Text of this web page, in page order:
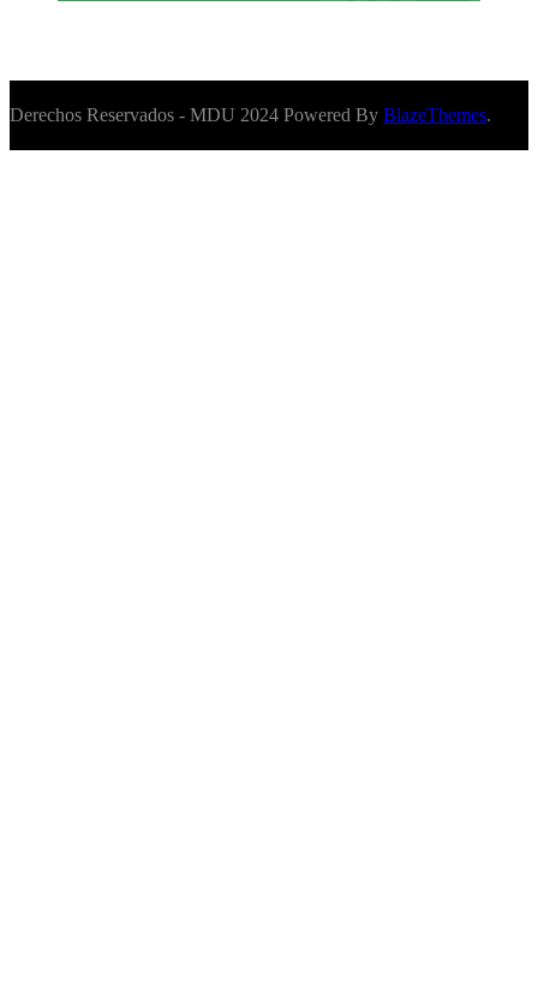
Derechos Reservados - MDU 2024 Powered By BlazeThemes.